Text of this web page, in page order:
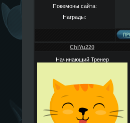
Покемоны сайта:
Награды:
ChiYu220
Начинающий Тренер